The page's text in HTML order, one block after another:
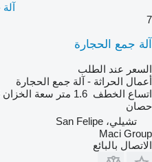
7
آلة جمع الحجارة
السعر عند الطلب
أعمال الحراثة - آلة جمع الحجارة
اتساع الخطف 1.6 متر سعة الخزان
حصان
تشيلي، San Felipe
Maci Group
الاتصال بالبائع